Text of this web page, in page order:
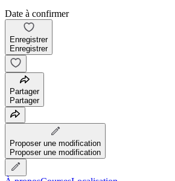
Date à confirmer
Enregistrer
Enregistrer
Partager
Partager
Proposer une modification
Proposer une modification